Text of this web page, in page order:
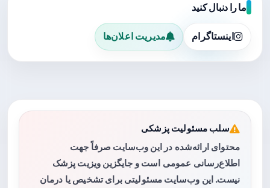
ما را دنبال کنید
اینستاگرام مدیریت اعلان‌ها
سلب مسئولیت پزشکی
محتوای ارائه‌شده در این وب‌سایت صرفاً جهت
اطلاع‌رسانی عمومی است و جایگزین ویزیت پزشک
نیست. این وب‌سایت مسئولیتی برای تشخیص یا درمان